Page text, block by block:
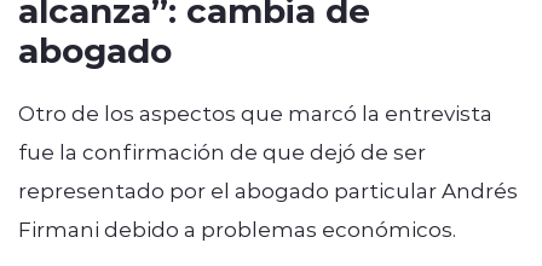
abogado
Otro de los aspectos que marcó la entrevista
fue la confirmación de que dejó de ser
representado por el abogado particular Andrés
Firmani debido a problemas económicos.